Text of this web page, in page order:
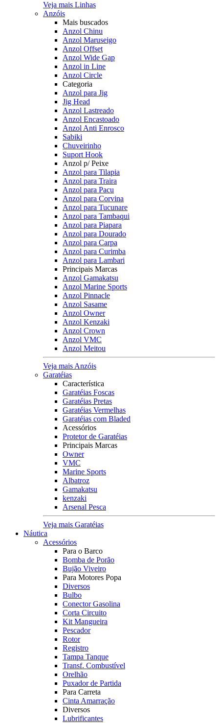
Veja mais Linhas
Anzóis
Mais buscados
Anzol Chinu
Anzol Maruseigo
Anzol Offset
Anzol Wide Gap
Anzol in Line
Anzol Circle
Categoria
Anzol para Jig
Jig Head
Anzol Lastreado
Anzol Encastoado
Anzol Anti Enrosco
Sabiki
Chuveirinho
Suport Hook
Anzol p/ Peixe
Anzol para Tilapia
Anzol para Traira
Anzol para Pacu
Anzol para Corvina
Anzol para Tucunare
Anzol para Tambaqui
Anzol para Piapara
Anzol para Dourado
Anzol para Carpa
Anzol para Curimba
Anzol para Lambari
Principais Marcas
Anzol Gamakatsu
Anzol Marine Sports
Anzol Pinnacle
Anzol Sasame
Anzol Owner
Anzol Kenzaki
Anzol Crown
Anzol VMC
Anzol Meitou
Veja mais Anzóis
Garatéias
Característica
Garatéias Foscas
Garatéias Pretas
Garatéias Vermelhas
Garatéias com Bladed
Acessórios
Protetor de Garatéias
Principais Marcas
Owner
VMC
Marine Sports
Albatroz
Gamakatsu
kenzaki
Arsenal Pesca
Veja mais Garatéias
Náutica
Acessórios
Para o Barco
Bomba de Porão
Bujão Viveiro
Para Motores Popa
Diversos
Bulbo
Conector Gasolina
Corta Circuito
Kit Mangueira
Pescador
Rotor
Registro
Tampa Tanque
Transf. Combustível
Orelhão
Puxador de Partida
Para Carreta
Cinta Amarração
Diversos
Lubrificantes